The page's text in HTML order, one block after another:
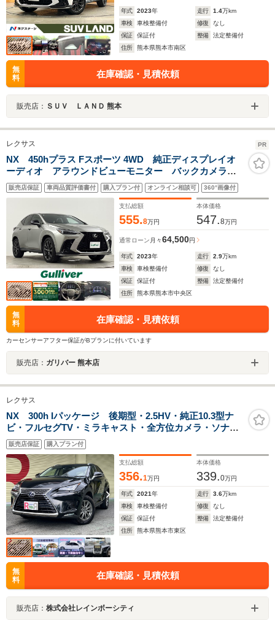
年式 2023年 走行 1.4万km
車検
車検整備付 修復
なし
保証
保証付 整備
法定整備付
住所
熊本県熊本市南区
無
料
在庫確認・見積依頼
販売店： ＳＵＶ ＬＡＮＤ 熊本
レクサス PR
NX 450hプラス Fスポーツ 4WD 純正ディスプレイオ
ーディオ アラウンドビューモニター バックカメラ
ETC2.0 サンルーフ 黒革シート パワーシート(運転席
+助手席) シートベンチレーション レクサスセーフテ
販売店保証 車両品質評価書付 購入プラン付 オンライン相談可 360°画像付
支払総額
555.8万円
本体価格
547.8万円
通常ローン 月々64,500円
年式 2023年 走行 2.9万km
車検
車検整備付 修復
なし
保証
保証付 整備
法定整備付
住所
熊本県熊本市中央区
無
料
在庫確認・見積依頼
カーセンサーアフター保証がBプランに付いています
販売店： ガリバー 熊本店
レクサス
NX 300h Iパッケージ 後期型・2.5HV・純正10.3型ナ
ビ・フルセグTV・ミラキャスト・全方位カメラ・ソナ
ー・ETC・カードキー・黒レザーシート・シートH・パワ
ーBK・3眼LED・17AW・ルーフレール・衝突軽減・ドラ
レコ
販売店保証 購入プラン付
支払総額
356.1万円
本体価格
339.0万円
年式 2021年 走行 3.6万km
車検
車検整備付 修復
なし
保証
保証付 整備
法定整備付
住所
熊本県熊本市東区
無
料
在庫確認・見積依頼
販売店： 株式会社レインボーシティ